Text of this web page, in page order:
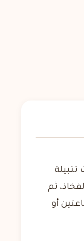
ثم
أو